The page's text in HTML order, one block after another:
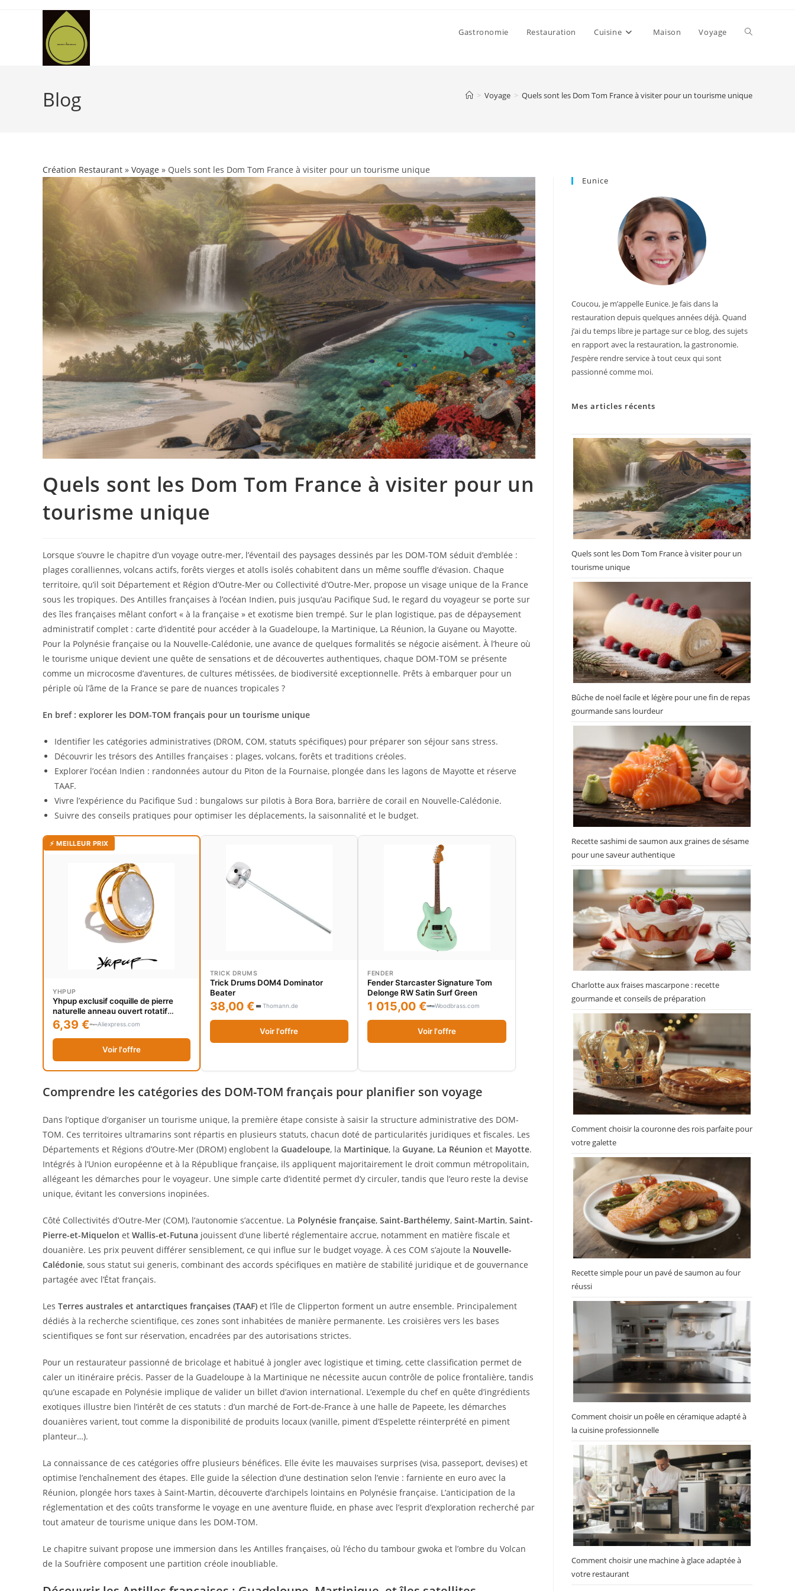
Gastronomie Restauration Cuisine Maison Voyage Toggle
Blog > Voyage > Quels sont les Dom Tom France à visiter pour un tourisme unique
Création Restaurant » Voyage » Quels sont les Dom Tom France à visiter pour un tourisme unique
Quels sont les Dom Tom France à visiter pour un
tourisme unique
Lorsque s’ouvre le chapitre d’un voyage outre-mer, l’éventail des paysages dessinés par les DOM-TOM séduit d’emblée :
plages coralliennes, volcans actifs, forêts vierges et atolls isolés cohabitent dans un même souffle d’évasion. Chaque
territoire, qu’il soit Département et Région d’Outre-Mer ou Collectivité d’Outre-Mer, propose un visage unique de la France
sous les tropiques. Des Antilles françaises à l’océan Indien, puis jusqu’au Pacifique Sud, le regard du voyageur se porte sur
des îles françaises mêlant confort « à la française » et exotisme bien trempé. Sur le plan logistique, pas de dépaysement
administratif complet : carte d’identité pour accéder à la Guadeloupe, la Martinique, La Réunion, la Guyane ou Mayotte.
Pour la Polynésie française ou la Nouvelle-Calédonie, une avance de quelques formalités se négocie aisément. À l’heure où
le tourisme unique devient une quête de sensations et de découvertes authentiques, chaque DOM-TOM se présente
comme un microcosme d’aventures, de cultures métissées, de biodiversité exceptionnelle. Prêts à embarquer pour un
périple où l’âme de la France se pare de nuances tropicales ?
En bref : explorer les DOM-TOM français pour un tourisme unique
Identifier les catégories administratives (DROM, COM, statuts spécifiques) pour préparer son séjour sans stress.
Découvrir les trésors des Antilles françaises : plages, volcans, forêts et traditions créoles.
Explorer l’océan Indien : randonnées autour du Piton de la Fournaise, plongée dans les lagons de Mayotte et réserve
TAAF.
Vivre l’expérience du Pacifique Sud : bungalows sur pilotis à Bora Bora, barrière de corail en Nouvelle-Calédonie.
Suivre des conseils pratiques pour optimiser les déplacements, la saisonnalité et le budget.
⚡ MEILLEUR PRIX
YHPUP
Yhpup exclusif coquille de pierre
naturelle anneau ouvert rotatif
France exquis en acier inoxydable
bijoux uniques pour les femmes à la
mode
6,39 € Aliexpress.com
Voir l'offre
TRICK DRUMS
Trick Drums DOM4 Dominator
Beater
38,00 € Thomann.de
Voir l'offre
FENDER
Fender Starcaster Signature Tom
Delonge RW Satin Surf Green
1 015,00 € Woodbrass.com
Voir l'offre
Comprendre les catégories des DOM-TOM français pour planifier son voyage
Dans l’optique d’organiser un tourisme unique, la première étape consiste à saisir la structure administrative des DOM-
TOM. Ces territoires ultramarins sont répartis en plusieurs statuts, chacun doté de particularités juridiques et fiscales. Les
Départements et Régions d’Outre-Mer (DROM) englobent la Guadeloupe, la Martinique, la Guyane, La Réunion et Mayotte.
Intégrés à l’Union européenne et à la République française, ils appliquent majoritairement le droit commun métropolitain,
allégeant les démarches pour le voyageur. Une simple carte d’identité permet d’y circuler, tandis que l’euro reste la devise
unique, évitant les conversions inopinées.
Côté Collectivités d’Outre-Mer (COM), l’autonomie s’accentue. La Polynésie française, Saint-Barthélemy, Saint-Martin, Saint-
Pierre-et-Miquelon et Wallis-et-Futuna jouissent d’une liberté réglementaire accrue, notamment en matière fiscale et
douanière. Les prix peuvent différer sensiblement, ce qui influe sur le budget voyage. À ces COM s’ajoute la Nouvelle-
Calédonie, sous statut sui generis, combinant des accords spécifiques en matière de stabilité juridique et de gouvernance
partagée avec l’État français.
Les Terres australes et antarctiques françaises (TAAF) et l’île de Clipperton forment un autre ensemble. Principalement
dédiés à la recherche scientifique, ces zones sont inhabitées de manière permanente. Les croisières vers les bases
scientifiques se font sur réservation, encadrées par des autorisations strictes.
Pour un restaurateur passionné de bricolage et habitué à jongler avec logistique et timing, cette classification permet de
caler un itinéraire précis. Passer de la Guadeloupe à la Martinique ne nécessite aucun contrôle de police frontalière, tandis
qu’une escapade en Polynésie implique de valider un billet d’avion international. L’exemple du chef en quête d’ingrédients
exotiques illustre bien l’intérêt de ces statuts : d’un marché de Fort-de-France à une halle de Papeete, les démarches
douanières varient, tout comme la disponibilité de produits locaux (vanille, piment d’Espelette réinterprété en piment
planteur…).
La connaissance de ces catégories offre plusieurs bénéfices. Elle évite les mauvaises surprises (visa, passeport, devises) et
optimise l’enchaînement des étapes. Elle guide la sélection d’une destination selon l’envie : farniente en euro avec la
Réunion, plongée hors taxes à Saint-Martin, découverte d’archipels lointains en Polynésie française. L’anticipation de la
réglementation et des coûts transforme le voyage en une aventure fluide, en phase avec l’esprit d’exploration recherché par
tout amateur de tourisme unique dans les DOM-TOM.
Le chapitre suivant propose une immersion dans les Antilles françaises, où l’écho du tambour gwoka et l’ombre du Volcan
de la Soufrière composent une partition créole inoubliable.
Eunice
Coucou, je m’appelle Eunice. Je fais dans la
restauration depuis quelques années déjà. Quand
j’ai du temps libre je partage sur ce blog, des sujets
en rapport avec la restauration, la gastronomie.
J’espère rendre service à tout ceux qui sont
passionné comme moi.
Mes articles récents
Quels sont les Dom Tom France à visiter pour un
tourisme unique
Bûche de noël facile et légère pour une fin de repas
gourmande sans lourdeur
Recette sashimi de saumon aux graines de sésame
pour une saveur authentique
Charlotte aux fraises mascarpone : recette
gourmande et conseils de préparation
Comment choisir la couronne des rois parfaite pour
votre galette
Recette simple pour un pavé de saumon au four
réussi
Comment choisir un poêle en céramique adapté à
la cuisine professionnelle
Comment choisir une machine à glace adaptée à
votre restaurant